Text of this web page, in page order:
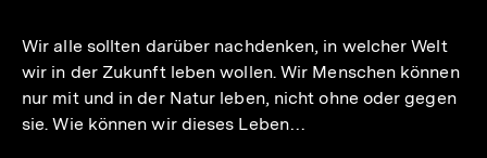
Wir alle sollten darüber nachdenken, in welcher Welt
wir in der Zukunft leben wollen. Wir Menschen können
nur mit und in der Natur leben, nicht ohne oder gegen
sie. Wie können wir dieses Leben…